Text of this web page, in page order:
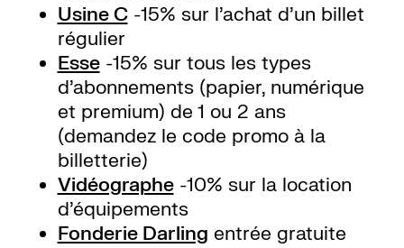
Usine C-15% sur l’achat d’un billet
régulier
Esse-15% sur tous les types
d’abonnements (papier, numérique
et premium) de 1 ou 2 ans
(demandez le code promo à la
billetterie)
Vidéographe-10% sur la location
d’équipements
Fonderie Darling entrée gratuite